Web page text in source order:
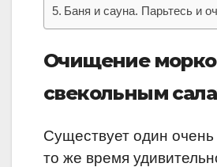
Баня и сауна. Парьтесь и
Очищение
свекольным
Существует один очень
то же время